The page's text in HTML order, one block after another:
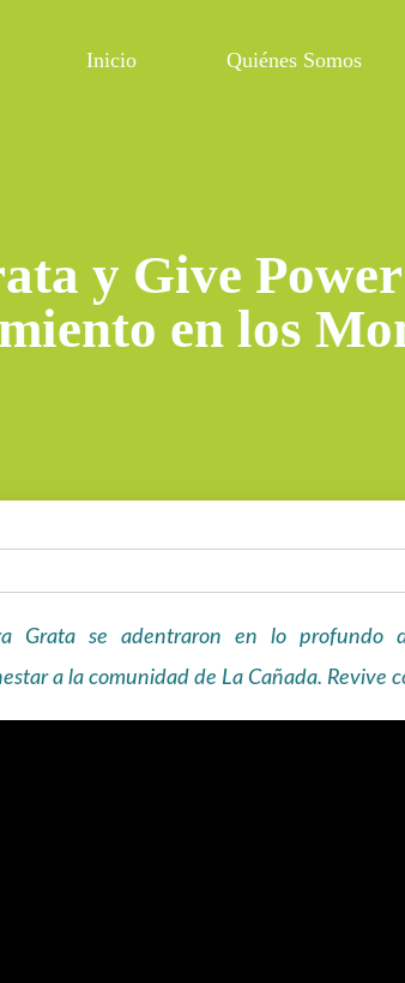
Inicio Quiénes Somos
y Give
en los
Grata se adentraron en lo profundo
a la comunidad de La Cañada. Revive